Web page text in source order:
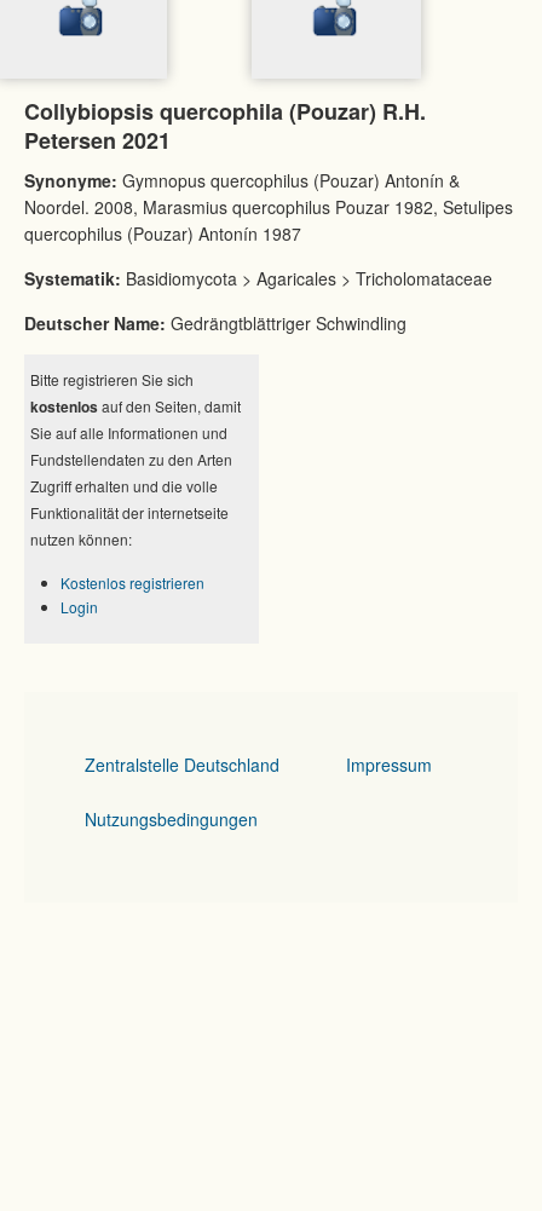
Collybiopsis quercophila (Pouzar) R.H.
Petersen 2021
Synonyme: Gymnopus quercophilus (Pouzar) Antonín &
Noordel. 2008, Marasmius quercophilus Pouzar 1982, Setulipes
quercophilus (Pouzar) Antonín 1987
Systematik: Basidiomycota > Agaricales > Tricholomataceae
Deutscher Name: Gedrängtblättriger Schwindling
Bitte registrieren Sie sich
kostenlos auf den Seiten, damit
Sie auf alle Informationen und
Fundstellendaten zu den Arten
Zugriff erhalten und die volle
Funktionalität der internetseite
nutzen können:
Kostenlos registrieren
Login
Zentralstelle Deutschland Impressum
Nutzungsbedingungen